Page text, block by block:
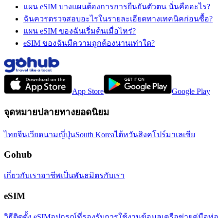
แผน eSIM บางแผนต้องการการยืนยันตัวตน นั่นคืออะไร?
ฉันควรตรวจสอบอะไรในรายละเอียดทางเทคนิคก่อนซื้อ?
แผน eSIM ของฉันเริ่มต้นเมื่อไหร่?
eSIM ของฉันมีความถูกต้องนานเท่าใด?
App Store Google Play
จุดหมายปลายทางยอดนิยม
ไทยจีนเวียดนามญี่ปุ่นSouth Koreaไต้หวันสิงคโปร์มาเลเซีย
Gohub
เกี่ยวกับเราอาชีพเป็นพันธมิตรกับเรา
eSIM